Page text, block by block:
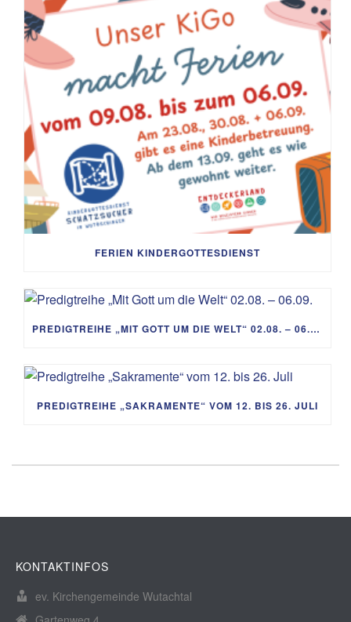
FERIEN KINDERGOTTESDIENST
PREDIGTREIHE „MIT GOTT UM DIE WELT“ 02.08. – 06.09.
PREDIGTREIHE „SAKRAMENTE“ VOM 12. BIS 26. JULI
KONTAKTINFOS
ev. Kirchengemeinde Wutachtal